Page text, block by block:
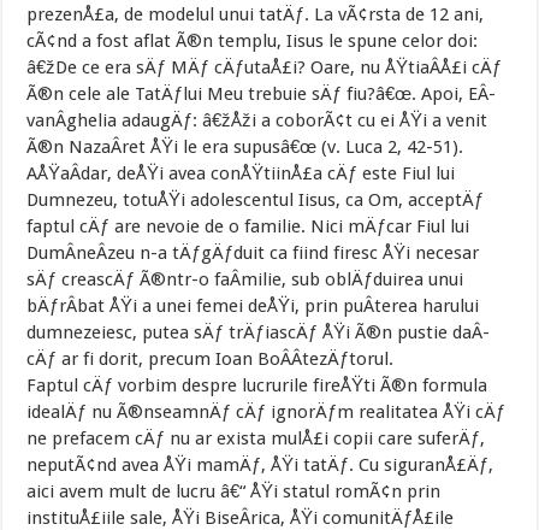
prezenÅ£a, de modelul unui tatÄƒ. La vÃ¢rsta de 12 ani,
cÃ¢nd a fost aflat Ã®n templu, Iisus le spune celor doi:
â€žDe ce era sÄƒ MÄƒ cÄƒutaÅ£i? Oare, nu ÅŸtiaÂ­Å£i cÄƒ
Ã®n cele ale TatÄƒlui Meu trebuie sÄƒ fiu?â€œ. Apoi, EÂ­
vanÂ­ghelia adaugÄƒ: â€žÅži a coborÃ¢t cu ei ÅŸi a venit
Ã®n NazaÂ­ret ÅŸi le era supusâ€œ (v. Luca 2, 42-51).
AÅŸaÂ­dar, deÅŸi avea conÅŸtiinÅ£a cÄƒ este Fiul lui
Dumnezeu, totuÅŸi adolescentul Iisus, ca Om, acceptÄƒ
faptul cÄƒ are nevoie de o familie. Nici mÄƒcar Fiul lui
DumÂ­neÂ­zeu n-a tÄƒgÄƒduit ca fiind firesc ÅŸi necesar
sÄƒ creascÄƒ Ã®ntr-o faÂ­milie, sub oblÄƒduirea unui
bÄƒrÂ­bat ÅŸi a unei femei deÅŸi, prin puÂ­terea harului
dumnezeiesc, putea sÄƒ trÄƒiascÄƒ ÅŸi Ã®n pustie daÂ­
cÄƒ ar fi dorit, precum Ioan BoÂ­Â­tezÄƒtorul.
Faptul cÄƒ vorbim despre lucrurile fireÅŸti Ã®n formula
idealÄƒ nu Ã®nseamnÄƒ cÄƒ ignorÄƒm realitatea ÅŸi cÄƒ
ne prefacem cÄƒ nu ar exista mulÅ£i copii care suferÄƒ,
neputÃ¢nd avea ÅŸi mamÄƒ, ÅŸi tatÄƒ. Cu siguranÅ£Äƒ,
aici avem mult de lucru â€“ ÅŸi statul romÃ¢n prin
instituÅ£iile sale, ÅŸi BiseÂ­rica, ÅŸi comunitÄƒÅ£ile